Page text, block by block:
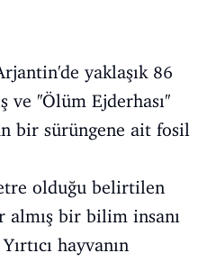
yaklaşık 86
ve ''Ölüm Ejderhası''
bir sürüngene ait fosil
olduğu belirtilen
almış bir bilim insanı
hayvanın